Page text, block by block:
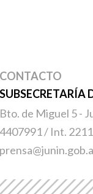
CONTACTO
SUBSECRETARÍA
Bto. de Miguel 5 -
4407991 / Int. 2211